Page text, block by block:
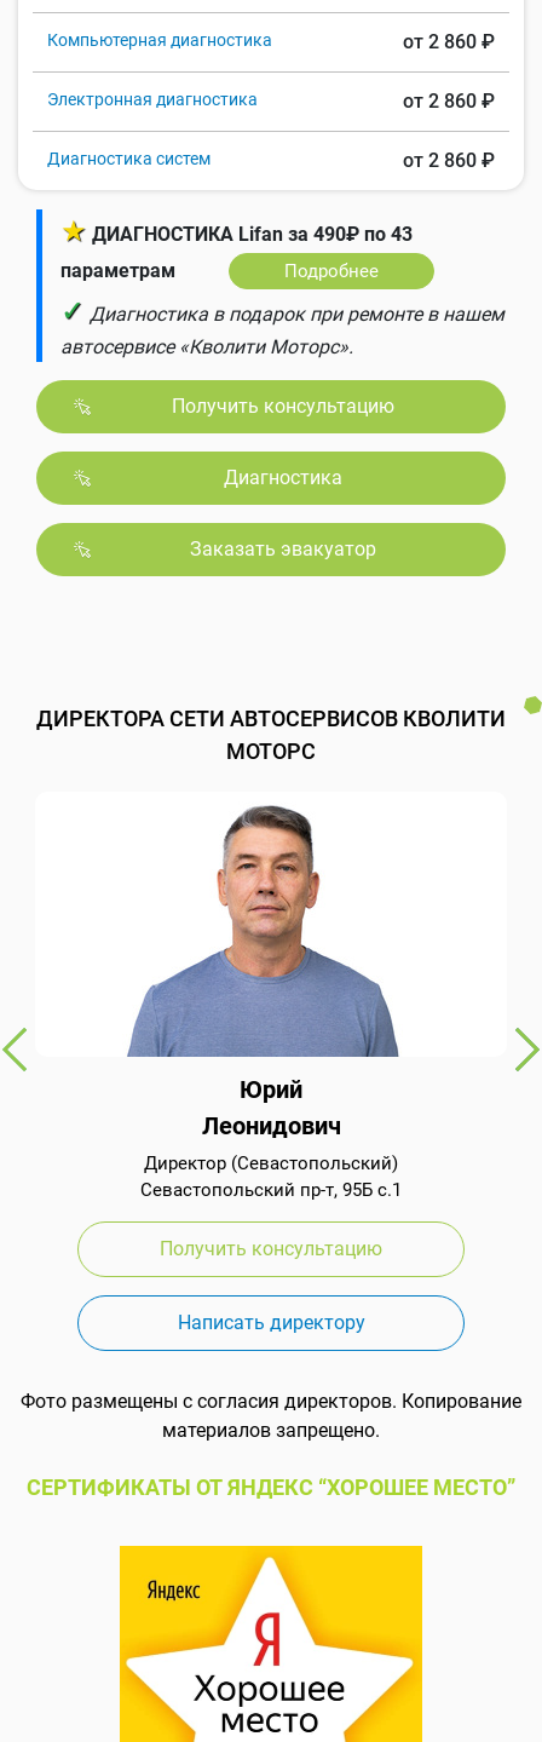
Компьютерная диагностика от 2 860 ₽
Электронная диагностика от 2 860 ₽
Диагностика систем от 2 860 ₽
★ ДИАГНОСТИКА Lifan за 490₽ по 43
параметрам
Подробнее
✓ Диагностика в подарок при ремонте в нашем
автосервисе «Кволити Моторс».
Получить консультацию
Диагностика
Заказать эвакуатор
ДИРЕКТОРА СЕТИ АВТОСЕРВИСОВ КВОЛИТИ
МОТОРС
Юрий
Леонидович
Директор (Севастопольский)
Севастопольский пр-т, 95Б с.1
Получить консультацию
Написать директору
Фото размещены с согласия директоров. Копирование
материалов запрещено.
СЕРТИФИКАТЫ ОТ ЯНДЕКС “ХОРОШЕЕ МЕСТО”